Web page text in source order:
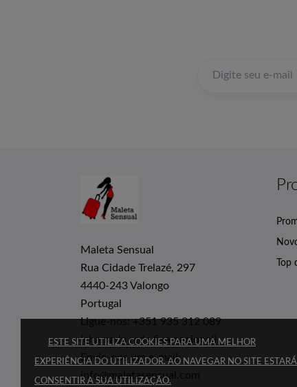
ESTE SITE UTILIZA COOKIES PARA UMA MELHOR
EXPERIÊNCIA DO UTILIZADOR. AO NAVEGAR NO SITE
CONSENTIR A SUA UTILIZAÇÃO.
Maleta Sensual
Rua Cidade Trelazé, 297
4440-243 Valongo
Portugal
Ligue-nos:+351 935 312 089
(chamada rede fixa nacional)
Envie-nos um e-mail:
info@maletasensual.com
Top